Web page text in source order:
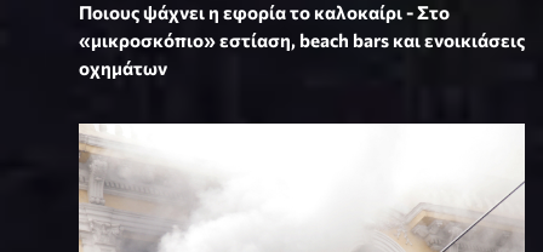
Ποιους ψάχνει η εφορία το καλοκαίρι - Στο
«μικροσκόπιο» εστίαση, beach bars και ενοικιάσεις
οχημάτων